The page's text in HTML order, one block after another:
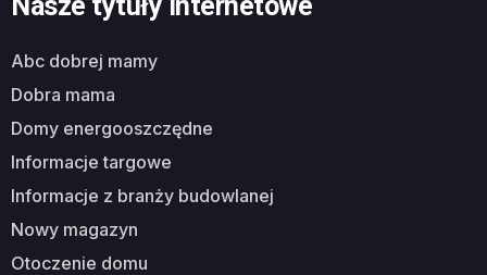
abc dobrej mamy
dobra mama
domy energooszczędne
informacje targowe
informacje z branży budowlanej
nowy magazyn
otoczenie domu